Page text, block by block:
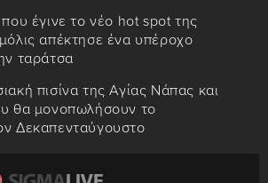
έγινε το νέο hot spot της
απέκτησε ένα υπέροχο
ταράτσα
πισίνα της Αγίας Νάπας και
θα μονοπωλήσουν το
Δεκαπενταύγουστο